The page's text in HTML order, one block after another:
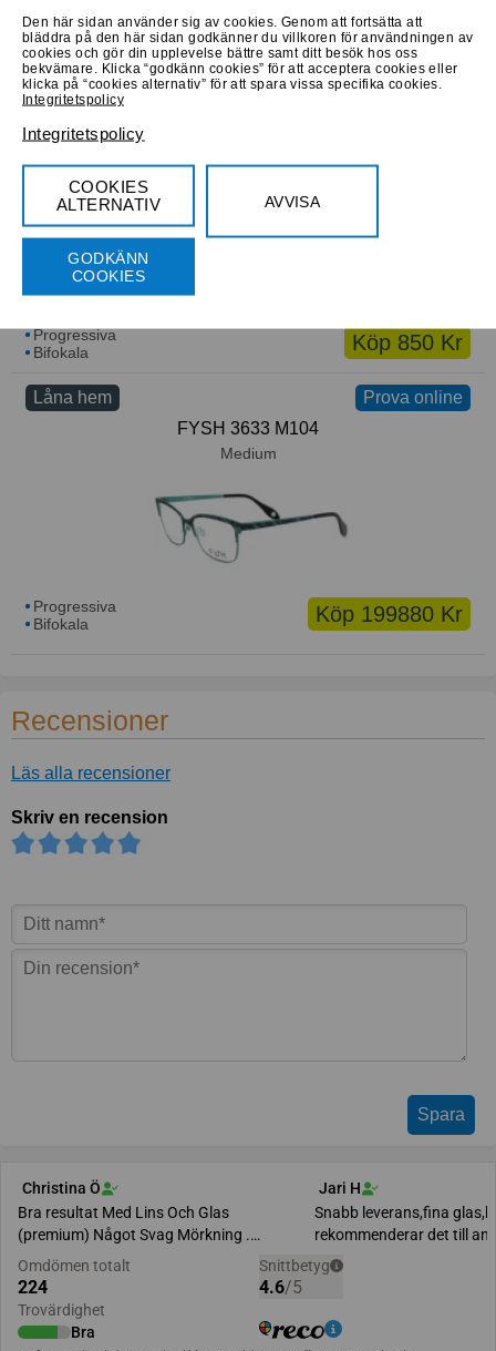
Köp 840 Kr
Progressiva
Bifokala
Låna hem
Köp 850 Kr
Progressiva
Bifokala
Prova online
Låna hem
FYSH 3633 M104
Medium
Köp 199880 Kr
Progressiva
Bifokala
Recensioner
Läs alla recensioner
Skriv en recension
Den här sidan använder sig av cookies. Genom att fortsätta att
bläddra på den här sidan godkänner du villkoren för användningen av
cookies och gör din upplevelse bättre samt ditt besök hos oss
bekvämare. Klicka “godkänn cookies” för att acceptera cookies eller
klicka på “cookies alternativ” för att spara vissa specifika cookies.
Integritetspolicy
Integritetspolicy
COOKIES
ALTERNATIV
AVVISA
GODKÄNN
COOKIES